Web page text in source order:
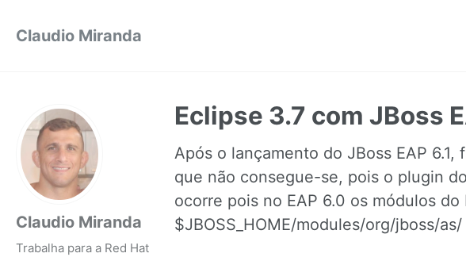
Claudio Miranda
Claudio Miranda
Trabalha para a Red Hat
Eclipse 3.7 com JBoss
Após o lançamento do JBoss EAP
que não consegue-se, pois o plugin
ocorre pois no EAP 6.0 os módulos
$JBOSS_HOME/modules/org/jboss/as/